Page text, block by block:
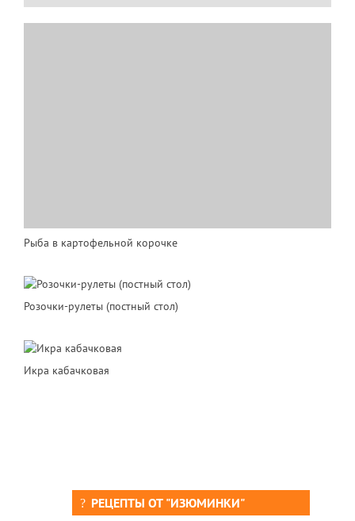
Рыба в картофельной корочке
Розочки-рулеты (постный стол)
Икра кабачковая
РЕЦЕПТЫ ОТ "ИЗЮМИНКИ"